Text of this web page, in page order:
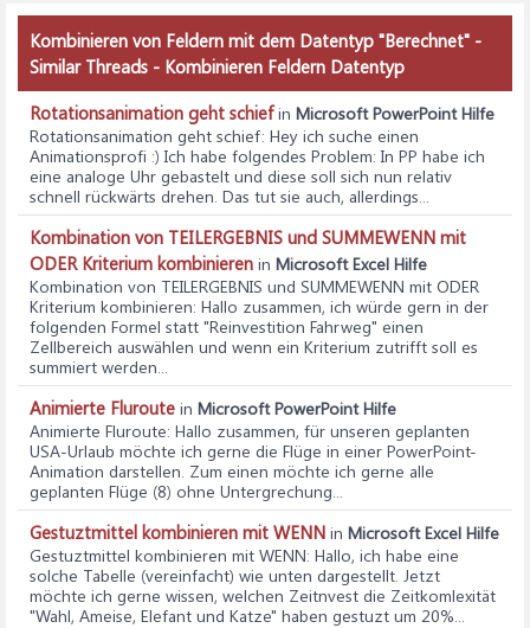
Kombinieren von Feldern mit dem Datentyp "Berechnet" -
Similar Threads - Kombinieren Feldern Datentyp
Rotationsanimation geht schiefin Microsoft PowerPoint Hilfe
Rotationsanimation geht schief: Hey ich suche einen
Animationsprofi :) Ich habe folgendes Problem: In PP habe ich
eine analoge Uhr gebastelt und diese soll sich nun relativ
schnell rückwärts drehen. Das tut sie auch, allerdings...
Kombination von TEILERGEBNIS und SUMMEWENN mit
ODER Kriterium kombinieren in Microsoft Excel Hilfe
Kombination von TEILERGEBNIS und SUMMEWENN mit ODER
Kriterium kombinieren: Hallo zusammen, ich würde gern in der
folgenden Formel statt "Reinvestition Fahrweg" einen
Zellbereich auswählen und wenn ein Kriterium zutrifft soll es
summiert werden...
Animierte Fluroute in Microsoft PowerPoint Hilfe
Animierte Fluroute: Hallo zusammen, für unseren geplanten
USA-Urlaub möchte ich gerne die Flüge in einer PowerPoint-
Animation darstellen. Zum einen möchte ich gerne alle
geplanten Flüge (8) ohne Untergrechung...
Gestuztmittel kombinieren mit WENN in Microsoft Excel Hilfe
Gestuztmittel kombinieren mit WENN: Hallo, ich habe eine
solche Tabelle (vereinfacht) wie unten dargestellt. Jetzt
möchte ich gerne wissen, welchen Zeitnvest die Zeitkomlexität
"Wahl, Ameise, Elefant und Katze" haben gestuzt um 20%...